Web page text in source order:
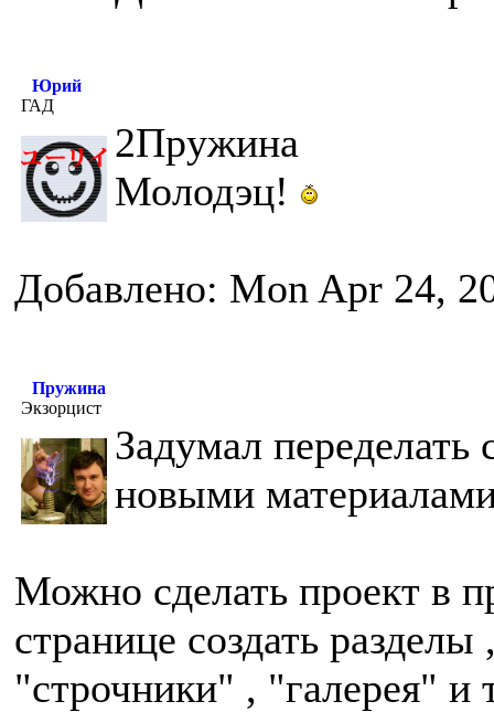
Юрий
ГАД
2Пружина
Молодэц!
Добавлено: Mon Apr 24,
Пружина
Экзорцист
Задумал переделать
новыми
Можно сделать проект в
странице создать
"строчники" , "галерея" и